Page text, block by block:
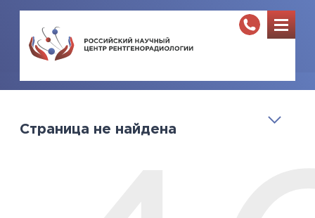
Страница не найдена